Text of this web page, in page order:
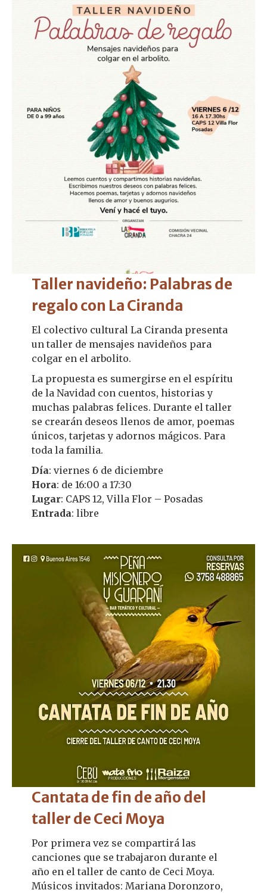
Taller navideño: Palabras de
regalo con La Ciranda
El colectivo cultural La Ciranda presenta
un taller de mensajes navideños para
colgar en el arbolito.
La propuesta es sumergirse en el espíritu
de la Navidad con cuentos, historias y
muchas palabras felices. Durante el taller
se crearán deseos llenos de amor, poemas
únicos, tarjetas y adornos mágicos. Para
toda la familia.
Día: viernes 6 de diciembre
Hora: de 16:00 a 17:30
Lugar: CAPS 12, Villa Flor – Posadas
Entrada: libre
Cantata de fin de año del
taller de Ceci Moya
Por primera vez se compartirá las
canciones que se trabajaron durante el
año en el taller de canto de Ceci Moya.
Músicos invitados: Mariana Doronzoro,